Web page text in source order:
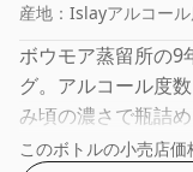
産地： Islayアルコール
ボウモア蒸留所の9
グ。アルコール度
み頃の濃さで瓶詰
らしてもお召し上
このボトルの小売店価